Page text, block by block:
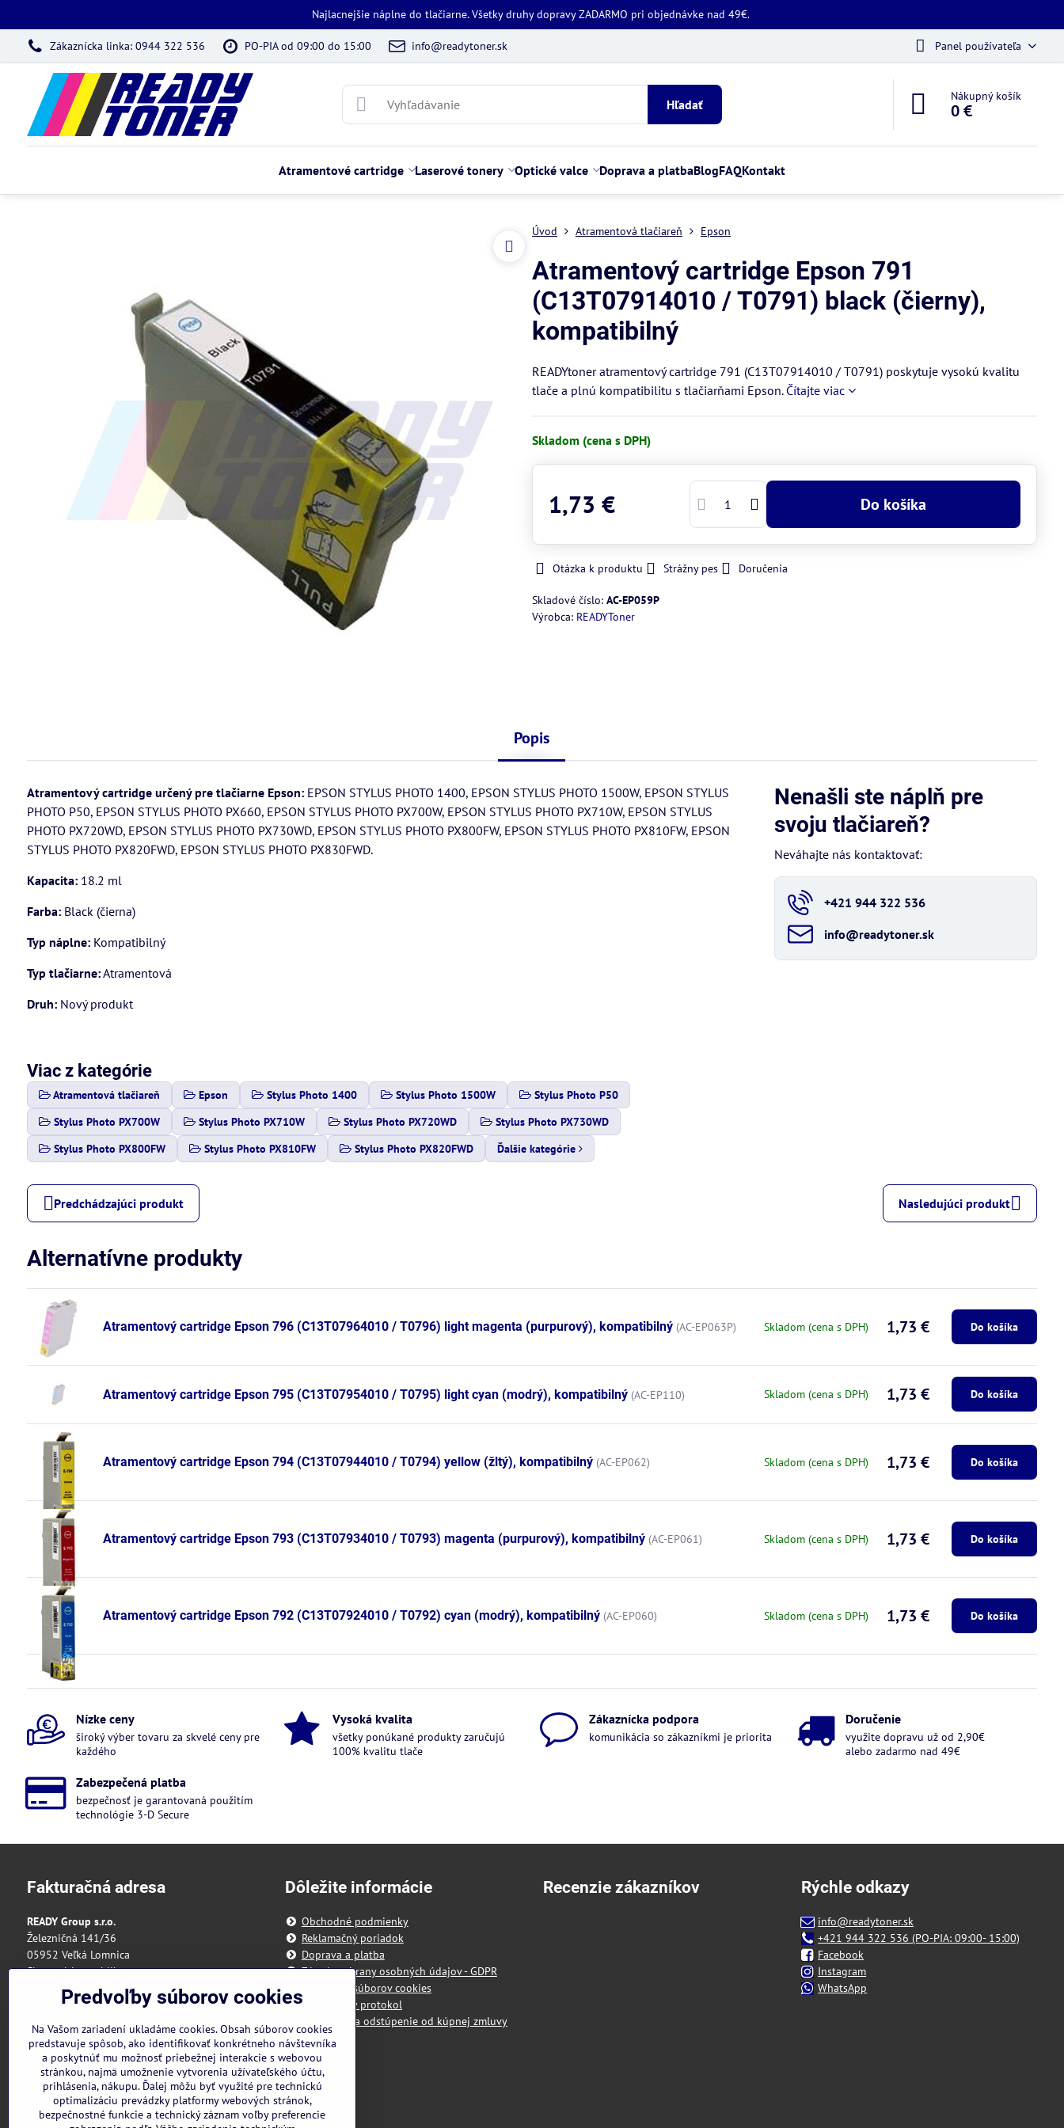
Najlacnejšie náplne do tlačiarne. Všetky druhy dopravy ZADARMO pri objednávke nad 49€.
Zákaznícka linka: 0944 322 536 PO-PIA od 09:00 do 15:00 info@readytoner.sk Panel používateľa
Hľadať
Nákupný košík
0 €
Atramentové cartridge Laserové tonery Optické valce Doprava a platbaBlogFAQKontakt
Úvod Atramentová tlačiareň Epson
Atramentový cartridge Epson 791
(C13T07914010 / T0791) black (čierny),
kompatibilný
READYtoner atramentový cartridge 791 (C13T07914010 / T0791) poskytuje vysokú kvalitu
tlače a plnú kompatibilitu s tlačiarňami Epson. Čítajte viac
Skladom (cena s DPH)
1,73 € Do košíka
Otázka k produktu Strážny pes Doručenia
Skladové číslo: AC-EP059P
Výrobca: READYToner
Popis
Atramentový cartridge určený pre tlačiarne Epson:EPSON STYLUS PHOTO 1400, EPSON STYLUS PHOTO 1500W, EPSON STYLUS
PHOTO P50, EPSON STYLUS PHOTO PX660, EPSON STYLUS PHOTO PX700W, EPSON STYLUS PHOTO PX710W, EPSON STYLUS
PHOTO PX720WD, EPSON STYLUS PHOTO PX730WD, EPSON STYLUS PHOTO PX800FW, EPSON STYLUS PHOTO PX810FW, EPSON
STYLUS PHOTO PX820FWD, EPSON STYLUS PHOTO PX830FWD.
Kapacita:18.2 ml
Farba:Black (čierna)
Typ náplne:Kompatibilný
Typ tlačiarne:Atramentová
Druh:Nový produkt
Viac z kategórie
Atramentová tlačiareň Epson Stylus Photo 1400 Stylus Photo 1500W
Stylus Photo P50
Stylus Photo PX700W
Stylus Photo PX710W Stylus Photo PX720WD
Stylus Photo PX730WD
Stylus Photo PX800FW
Stylus Photo PX810FW Stylus Photo PX820FWD Ďalšie kategórie
Nenašli ste náplň pre
svoju tlačiareň?
Neváhajte nás kontaktovať:
+421 944 322 536
info​@readytoner​.sk
Predchádzajúci produkt Nasledujúci produkt
Alternatívne produkty
Atramentový cartridge Epson 796 (C13T07964010 / T0796) light magenta (purpurový), kompatibilný (AC-EP063P) Skladom (cena s DPH) 1,73 € Do košíka
Atramentový cartridge Epson 795 (C13T07954010 / T0795) light cyan (modrý), kompatibilný (AC-EP110) Skladom (cena s DPH) 1,73 € Do košíka
Atramentový cartridge Epson 794 (C13T07944010 / T0794) yellow (žltý), kompatibilný (AC-EP062) Skladom (cena s DPH) 1,73 € Do košíka
Atramentový cartridge Epson 793 (C13T07934010 / T0793) magenta (purpurový), kompatibilný (AC-EP061) Skladom (cena s DPH) 1,73 € Do košíka
Atramentový cartridge Epson 792 (C13T07924010 / T0792) cyan (modrý), kompatibilný (AC-EP060) Skladom (cena s DPH) 1,73 € Do košíka
Nízke ceny
široký výber tovaru za skvelé ceny pre
každého
Vysoká kvalita
všetky ponúkané produkty zaručujú
100% kvalitu tlače
Zákaznícka podpora
komunikácia so zákazníkmi je priorita
Doručenie
využite dopravu už od 2,90€
alebo zadarmo nad 49€
Zabezpečená platba
bezpečnosť je garantovaná použitím
technológie 3-D Secure
Fakturačná adresa
READY Group s.r.o.
Železničná 141/36
05952 Veľká Lomnica
Slovenská republika
IČO: 55 175 431
IBAN: SK3111000000002942143418
Nie sme platcami DPH
Všetky uvedené ceny sú vrátane DPH.
Dôležite informácie
Obchodné podmienky
Reklamačný poriadok
Doprava a platba
Zásady ochrany osobných údajov - GDPR
Predvoľby súborov cookies
Reklamačný protokol
Formulár na odstúpenie od kúpnej zmluvy
Recenzie zákazníkov Rýchle odkazy
info@readytoner.sk
+421 944 322 536 (PO-PIA: 09:00- 15:00)
Facebook
Instagram
WhatsApp
Predvoľby súborov cookies
Na Vašom zariadení ukladáme cookies. Obsah súborov cookies
predstavuje spôsob, ako identifikovať konkrétneho návštevníka
a poskytnúť mu možnosť priebežnej interakcie s webovou
stránkou, najmä umožnenie vytvorenia užívateľského účtu,
prihlásenia, nákupu. Ďalej môžu byť využité pre technickú
optimalizáciu prevádzky platformy webových stránok,
bezpečnostné funkcie a technický záznam voľby preferencie